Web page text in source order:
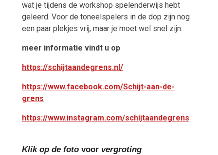
wat je tijdens de workshop spelenderwijs hebt
geleerd. Voor de toneelspelers in de dop zijn nog
een paar plekjes vrij, maar je moet wel snel zijn.
meer informatie vindt u op
https://schijtaandegrens.nl/
https://www.facebook.com/Schijt-aan-de-
grens
https://www.instagram.com/schijtaandegrens
Klik op de fotovoor vergroting